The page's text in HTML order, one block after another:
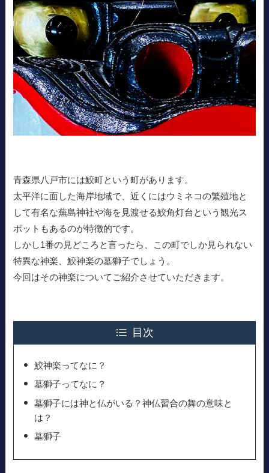
青森県八戸市には鮫町という町があります。
太平洋に面した海岸地域で、近くにはウミネコの繁殖地と
して有名な蕪島神社や海を見渡せる鮫角灯台という観光ス
ポットもあるのが特徴的です。
しかし1番の見どころと言ったら、この町でしか見られない
特異な神楽、鮫神楽の墓獅子でしょう。
今回はその神楽についてご紹介させていただきます。
目次
鮫神楽ってなに？
墓獅子ってなに？
墓獅子には神と仏がいる？神仏習合の舞の意味と
は？
墓獅子